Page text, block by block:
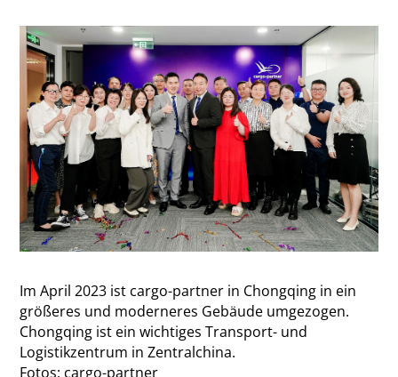
Im April 2023 ist cargo-partner in Chongqing in ein
größeres und moderneres Gebäude umgezogen.
Chongqing ist ein wichtiges Transport- und
Logistikzentrum in Zentralchina.
Fotos: cargo-partner